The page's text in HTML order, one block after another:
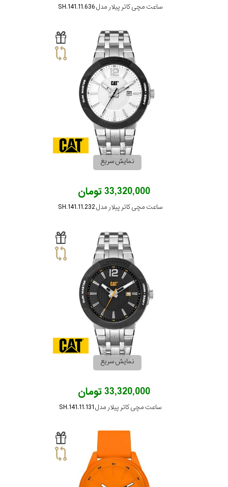
ساعت مچی کاتر پیلار مدل SH.141.11.636
نمایش سریع
33,320,000 تومان
ساعت مچی کاتر پیلار مدل SH.141.11.232
نمایش سریع
33,320,000 تومان
ساعت مچی کاتر پیلار مدل SH.141.11.131